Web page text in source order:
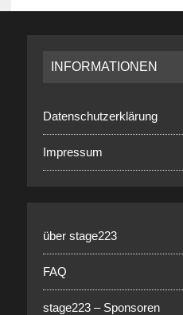
INFORMATIONEN
Datenschutzerklärung
Impressum
über stage223
FAQ
stage223 – Sponsoren